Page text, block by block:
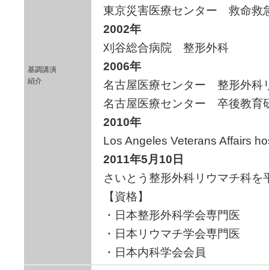
基調講演
紹介
東京災害医療センター 救命救
2002年
刈谷総合病院 整形外科
2006年
名古屋医療センター 整形外科
名古屋医療センター 卒後教育
2010年
Los Angeles Veterans Affairs
2011年5月10日
さいとう整形外科リウマチ科を
【資格】
・日本整形外科学会専門医
・日本リウマチ学会専門医
・日本内科学会会員